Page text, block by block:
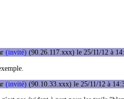
(invité) (90.26.117.xxx) le 25/11/12 à
(invité) (90.10.33.xxx) le 25/11/12 à